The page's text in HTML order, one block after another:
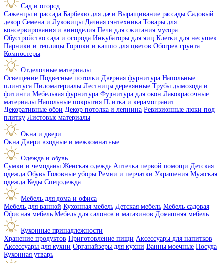
Сад и огород
Саженцы и рассада Барбекю для дачи Выращивание рассады Садовый
декор Семена и Луковицы Дачная сантехника Товары для
консервирования и виноделия Печи для сжигания мусора
Обустройство сада и огорода Инкубаторы для яиц Клетки для несушек
Парники и теплицы Горшки и кашпо для цветов Обогрев грунта
Компостеры
Отделочные материалы
Освещение Подвесные потолки Дверная фурнитура Напольные
плинтуса Пиломатериалы Лестницы деревянные Трубы дымохода и
фитинги Мебельная фурнитура Фурнитура для окон Лакокрасочные
материалы Напольные покрытия Плитка и керамогранит
Декоративные обои Декор потолка и лепнина Ревизионные люки под
плитку Листовые материалы
Окна и двери
Окна Двери входные и межкомнатные
Одежда и обувь
Сумки и чемоданы Женская одежда Аптечка первой помощи Детская
одежда Обувь Головные уборы Ремни и перчатки Украшения Мужская
одежда Кеды Спецодежда
Мебель для дома и офиса
Мебель для ванной Кухонная мебель Детская мебель Мебель садовая
Офисная мебель Мебель для салонов и магазинов Домашняя мебель
Кухонные принадлежности
Хранение продуктов Приготовление пищи Аксессуары для напитков
Аксессуары для кухни Органайзеры для кухни Ванны моечные Посуда
Кухонная утварь